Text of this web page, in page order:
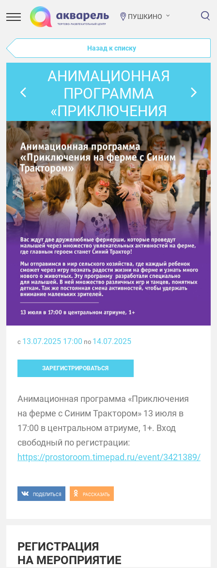
ПУШКИНО
Назад к списку
АНИМАЦИОННАЯ
ПРОГРАММА
«ПРИКЛЮЧЕНИЯ
НА ФЕРМЕ С
СИНИМ
ТРАКТОРОМ»
с 13.07.2025 17:00 по 14.07.2025
ЗАРЕГИСТРИРОВАТЬСЯ
Анимационная программа «Приключения
на ферме с Синим Трактором» 13 июля в
17:00 в центральном атриуме, 1+. Вход
свободный по регистрации:
https://prostoroom.timepad.ru/event/3421389/
ПОДЕЛИТЬСЯ РАССКАЗАТЬ
РЕГИСТРАЦИЯ
НА МЕРОПРИЯТИЕ